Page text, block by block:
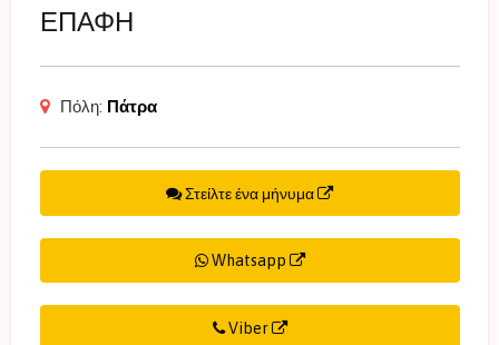
ΕΠΑΦΗ
Πόλη: Πάτρα
Στείλτε ένα μήνυμα
Whatsapp
Viber